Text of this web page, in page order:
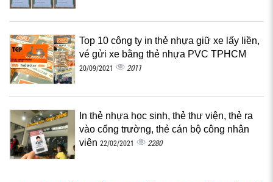
Top 10 công ty in thẻ nhựa giữ xe lấy liền,
vé gửi xe bằng thẻ nhựa PVC TPHCM
20/09/2021 2011
In thẻ nhựa học sinh, thẻ thư viện, thẻ ra
vào cổng trường, thẻ cán bộ công nhân
viên 22/02/2021 2280